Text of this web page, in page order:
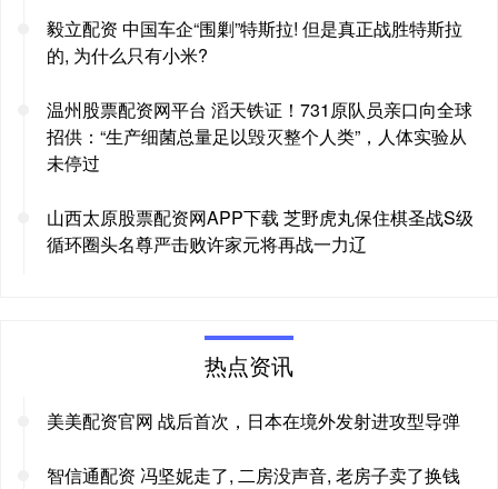
毅立配资 中国车企“围剿”特斯拉! 但是真正战胜特斯拉
的, 为什么只有小米?
温州股票配资网平台 滔天铁证！731原队员亲口向全球
招供：“生产细菌总量足以毁灭整个人类”，人体实验从
未停过
山西太原股票配资网APP下载 芝野虎丸保住棋圣战S级
循环圈头名尊严击败许家元将再战一力辽
热点资讯
美美配资官网 战后首次，日本在境外发射进攻型导弹
智信通配资 冯坚妮走了, 二房没声音, 老房子卖了换钱